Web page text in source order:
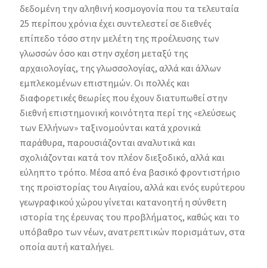
δεδομένη την αληθινή κοσμογονία που τα τελευταία
25 περίπου χρόνια έχει συντελεστεί σε διεθνές
επίπεδο τόσο στην μελέτη της προέλευσης των
γλωσσών όσο και στην σχέση μεταξύ της
αρχαιολογίας, της γλωσσολογίας, αλλά και άλλων
εμπλεκομένων επιστημών. Οι πολλές και
διαφορετικές θεωρίες που έχουν διατυπωθεί στην
διεθνή επιστημονική κοινότητα περί της «ελεύσεως
των Ελλήνων» ταξινομούνται κατά χρονικά
παράθυρα, παρουσιάζονται αναλυτικά και
σχολιάζονται κατά τον πλέον διεξοδικό, αλλά και
εύληπτο τρόπο. Μέσα από ένα βασικό φροντιστήριο
της προϊστορίας του Αιγαίου, αλλά και ενός ευρύτερου
γεωγραφικού χώρου γίνεται κατανοητή η σύνθετη
ιστορία της έρευνας του προβλήματος, καθώς και το
υπόβαθρο των νέων, ανατρεπτικών πορισμάτων, στα
οποία αυτή καταλήγει.